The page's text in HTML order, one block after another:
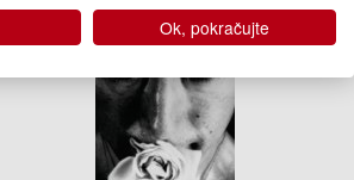
Ok, pokračujte